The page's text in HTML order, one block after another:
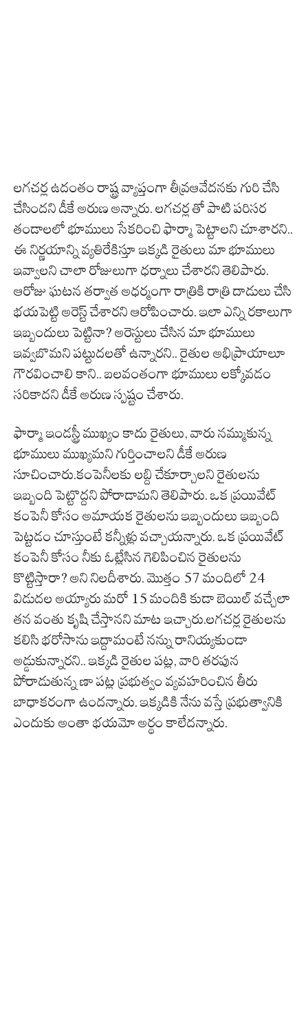
లగచర్ల ఉదంతం రాష్ట్ర వ్యాప్తంగా తీవ్రఆవేదనకు గురి చేసి
చేసిందని డీకే అరుణ అన్నారు. లగచర్ల తో పాటి పరిసర
తండాలలో భూములు సేకరించి ఫార్మా పెట్టాలని చూశారని..
ఈ నిర్ణయాన్ని వ్యతిరేకిస్తూ ఇక్కడి రైతులు మా భూములు
ఇవ్వాలని చాలా రోజులుగా ధర్నాలు చేశారని తెలిపారు.
ఆరోజు ఘటన తర్వాత అధర్మంగా రాత్రికి రాత్రి దాడులు చేసి
భయపెట్టి అరెస్ట్ చేశారని ఆరోపించారు. ఇలా ఎన్ని రకాలుగా
ఇబ్బందులు పెట్టినా? అరెస్టులు చేసిన మా భూములు
ఇవ్వబొమని పట్టుదలతో ఉన్నారని.. రైతుల అభిప్రాయాలూ
గౌరవించాలి కాని.. బలవంతంగా భూములు లక్కోవడం
సరికాదని డీకే అరుణ స్పష్టం చేశారు.
ఫార్మా ఇండస్ట్రీ ముఖ్యం కాదు రైతులు, వారు నమ్ముకున్న
భూములు ముఖ్యమని గుర్తించాలని డీకే అరుణ
సూచించారు.కంపెనీలకు లబ్ది చేకూర్చాలని రైతులను
ఇబ్బంది పెట్టొద్దని పోరాడామని తెలిపారు. ఒక ప్రయివేట్
కంపెనీ కోసం అమాయక రైతులను ఇబ్బందులు ఇబ్బంది
పెట్టడం చూస్తుంటే కన్నీళ్లు వచ్చాయన్నారు. ఒక ప్రయివేట్
కంపెనీ కోసం నీకు ఓట్లేసిన గెలిపించిన రైతులను
కొట్టిస్తారా? అని నిలదీశారు. మొత్తం 57 మందిలో 24
విడుదల అయ్యారు మరో 15 మందికి కుడా బెయిల్ వచ్చేలా
తన వంతు కృషి చేస్తానని మాట ఇచ్చారు.లగచర్ల రైతులను
కలిసి భరోసాను ఇద్దామంటే నన్ను రానియ్యకుండా
అడ్డుకున్నారని.. ఇక్కడి రైతుల పట్ల, వారి తరపున
పోరాడుతున్న ణా పట్ల ప్రభుత్వం వ్యవహరించిన తీరు
బాధాకరంగా ఉందన్నారు. ఇక్కడికి నేను వస్తే ప్రభుత్వానికి
ఎందుకు అంతా భయమో అర్థం కాలేదన్నారు.